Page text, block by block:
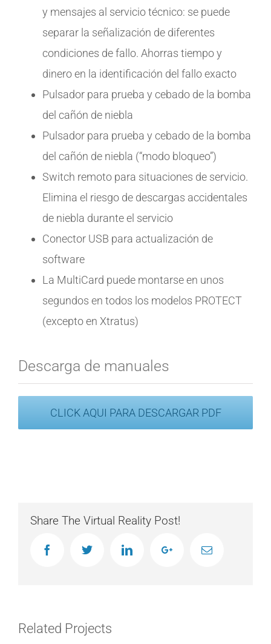
y mensajes al servicio técnico: se puede
separar la señalización de diferentes
condiciones de fallo. Ahorras tiempo y
dinero en la identificación del fallo exacto
Pulsador para prueba y cebado de la bomba
del cañón de niebla
Pulsador para prueba y cebado de la bomba
del cañón de niebla (“modo bloqueo”)
Switch remoto para situaciones de servicio.
Elimina el riesgo de descargas accidentales
de niebla durante el servicio
Conector USB para actualización de
software
La MultiCard puede montarse en unos
segundos en todos los modelos PROTECT
(excepto en Xtratus)
Descarga de manuales
CLICK AQUI PARA DESCARGAR PDF
Share The Virtual Reality Post!
FacebookTwitter LinkedinGoogle+Email
Related Projects